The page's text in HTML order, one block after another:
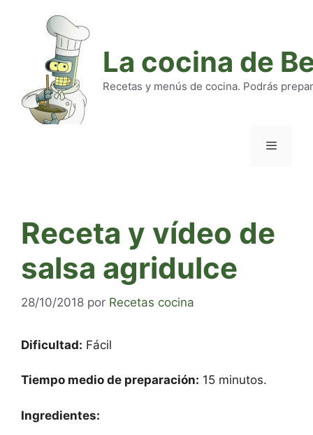
La cocina de
Recetas y menús de cocina. Podrás
Receta y vídeo de
salsa agridulce
28/10/2018 por Recetas cocina
Dificultad: Fácil
Tiempo medio de preparación: 15 minutos.
Ingredientes: